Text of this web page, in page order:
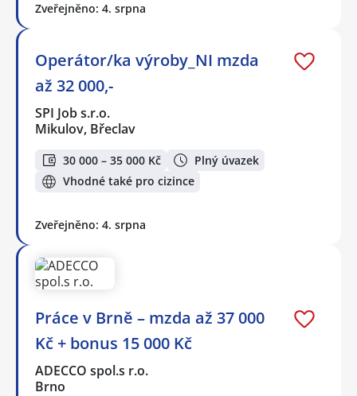
Zveřejněno: 4. srpna
Operátor/ka výroby_NI mzda
až 32 000,-
SPI Job s.r.o.
Mikulov, Břeclav
30 000 – 35 000 Kč
Plný úvazek
Vhodné také pro cizince
Zveřejněno: 4. srpna
Práce v Brně – mzda až 37 000
Kč + bonus 15 000 Kč
ADECCO spol.s r.o.
Brno